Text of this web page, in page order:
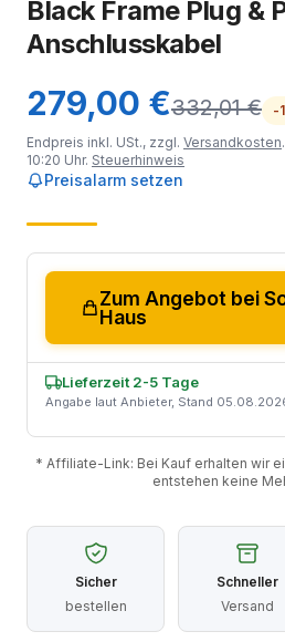
Black Frame Plug &
Anschlusskabel
279,00 €332,01 €
-
Endpreis inkl. USt., zzgl. Versandkosten
10:20 Uhr. Steuerhinweis
Preisalarm setzen
Zum Angebot bei
Haus
Lieferzeit 2-5 Tage
Angabe laut Anbieter, Stand
* Affiliate-Link: Bei Kauf erhalten wir
entstehen keine
Sicher
bestellen
Schneller
Versand